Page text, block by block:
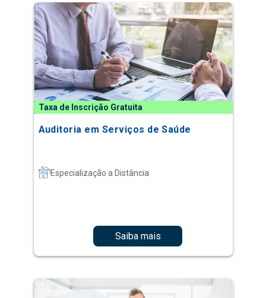
Taxa de Inscrição Gratuita
Auditoria em Serviços de Saúde
Especialização a Distância
Saiba mais